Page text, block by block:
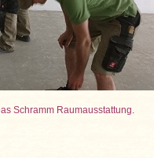
Schramm Raumausstattung.